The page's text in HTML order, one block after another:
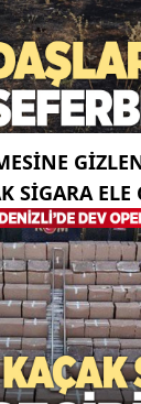
SIGARA ELE